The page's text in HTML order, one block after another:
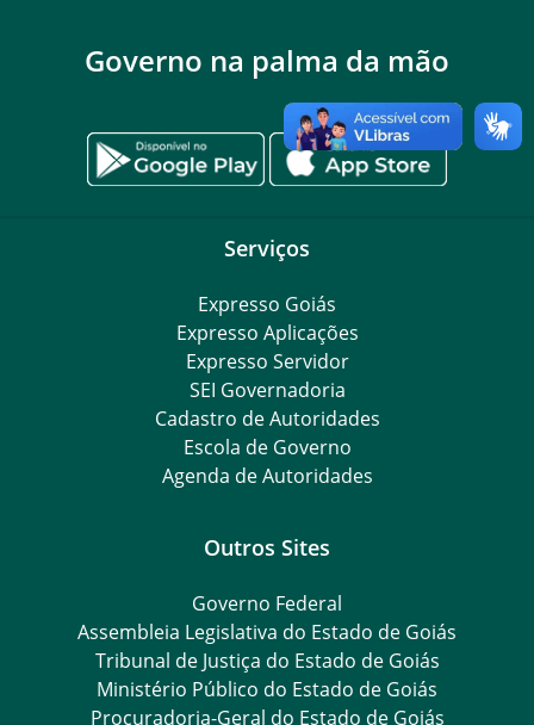
Governo na palma da mão
Serviços
Expresso Goiás
Expresso Aplicações
Expresso Servidor
SEI Governadoria
Cadastro de Autoridades
Escola de Governo
Agenda de Autoridades
Outros Sites
Governo Federal
Assembleia Legislativa do Estado de Goiás
Tribunal de Justiça do Estado de Goiás
Ministério Público do Estado de Goiás
Procuradoria-Geral do Estado de Goiás